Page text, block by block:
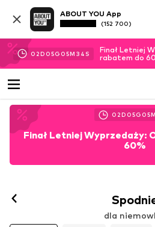
ABOUT YOU App
(152 700)
02D 05G 05M 31 S
Finał Letniej
rabatem do
02D 05G 05M
Finał Letniej Wyprzedaży:
60%
dla